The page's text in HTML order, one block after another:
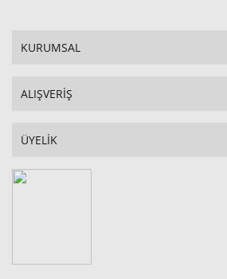
KURUMSAL
ALIŞVERİŞ
ÜYELİK